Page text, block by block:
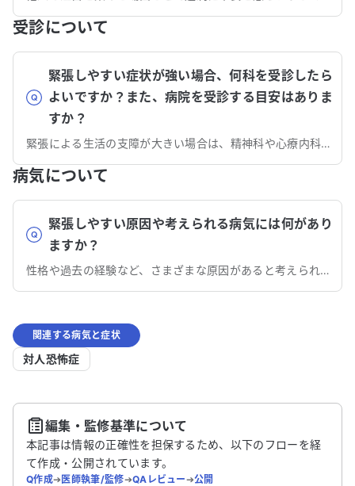
受診について
緊張しやすい症状が強い場合、何科を受診したら
よいですか？また、病院を受診する目安はありま
すか？
緊張による生活の支障が大きい場合は、精神科や心療内科で治療を受けることで改善できる可能性があります。
病気について
緊張しやすい原因や考えられる病気には何があり
ますか？
性格や過去の経験など、さまざまな原因があると考えられており、苦痛が強い場合は社交不安症の可能性があります。
関連する病気と症状
対人恐怖症
編集・監修基準について
本記事は情報の正確性を担保するため、以下のフローを経
て作成・公開されています。
Q作成➔医師執筆/監修➔QAレビュー➔公開